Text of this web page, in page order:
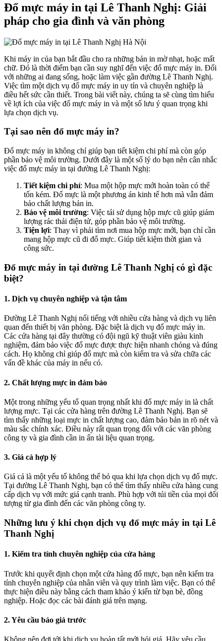
Đổ mực máy in tại Lê Thanh Nghị: Giải
pháp cho gia đình và văn phòng
Khi máy in của bạn bắt đầu cho ra những bản in mờ nhạt, hoặc mất
chữ. Đó là thời điểm bạn cần suy nghĩ đến việc đổ mực máy in. Đối
với những ai đang sống, hoặc làm việc gần đường Lê Thanh Nghị.
Việc tìm một dịch vụ đổ mực máy in uy tín và chuyên nghiệp là
điều hết sức cần thiết. Trong bài viết này, chúng ta sẽ cùng tìm hiểu
về lợi ích của việc đổ mực máy in và một số lưu ý quan trọng khi
lựa chọn dịch vụ.
Tại sao nên đổ mực máy in?
Đổ mực máy in không chỉ giúp bạn tiết kiệm chi phí mà còn góp
phần bảo vệ môi trường. Dưới đây là một số lý do bạn nên cân nhắc
việc đổ mực máy in tại đường Lê Thanh Nghị:
Tiết kiệm chi phí: Mua một hộp mực mới hoàn toàn có thể
tốn kém. Đổ mực là một phương án kinh tế hơn mà vẫn đảm
bảo chất lượng bản in.
Bảo vệ môi trường: Việc tái sử dụng hộp mực cũ giúp giảm
lượng rác thải điện tử, góp phần bảo vệ môi trường.
Tiện lợi: Thay vì phải tìm nơi mua hộp mực mới, bạn chỉ cần
mang hộp mực cũ đi đổ mực. Giúp tiết kiệm thời gian và
công sức.
Đổ mực máy in tại đường Lê Thanh Nghị có gì đặc
biệt?
1. Dịch vụ chuyên nghiệp và tận tâm
Đường Lê Thanh Nghị nổi tiếng với nhiều cửa hàng và dịch vụ liên
quan đến thiết bị văn phòng. Đặc biệt là dịch vụ đổ mực máy in.
Các cửa hàng tại đây thường có đội ngũ kỹ thuật viên giàu kinh
nghiệm, đảm bảo việc đổ mực được thực hiện nhanh chóng và đúng
cách. Họ không chỉ giúp đổ mực mà còn kiểm tra và sửa chữa các
vấn đề khác của máy in nếu có.
2. Chất lượng mực in đảm bảo
Một trong những yếu tố quan trọng nhất khi đổ mực máy in là chất
lượng mực. Tại các cửa hàng trên đường Lê Thanh Nghị. Bạn sẽ
tìm thấy những loại mực in chất lượng cao, đảm bảo bản in rõ nét và
màu sắc chính xác. Điều này rất quan trọng đối với các văn phòng
công ty và gia đình cần in ấn tài liệu quan trọng.
3. Giá cả hợp lý
Giá cả là một yếu tố không thể bỏ qua khi lựa chọn dịch vụ đổ mực.
Tại đường Lê Thanh Nghị, bạn có thể tìm thấy nhiều cửa hàng cung
cấp dịch vụ với mức giá cạnh tranh. Phù hợp với túi tiền của mọi đối
tượng từ gia đình đến các văn phòng công ty.
Những lưu ý khi chọn dịch vụ đổ mực máy in tại Lê
Thanh Nghị
1. Kiểm tra tính chuyên nghiệp của cửa hàng
Trước khi quyết định chọn một cửa hàng đổ mực, bạn nên kiểm tra
tính chuyên nghiệp của nhân viên và quy trình làm việc. Bạn có thể
thực hiện điều này bằng cách tham khảo ý kiến từ bạn bè, đồng
nghiệp. Hoặc đọc các bài đánh giá trên mạng.
2. Yêu cầu báo giá trước